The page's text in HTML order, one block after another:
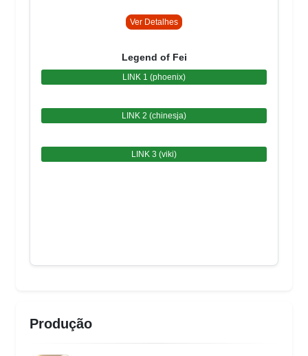
Ver Detalhes
Legend of Fei
LINK 1 (phoenix)
LINK 2 (chinesja)
LINK 3 (viki)
Produção